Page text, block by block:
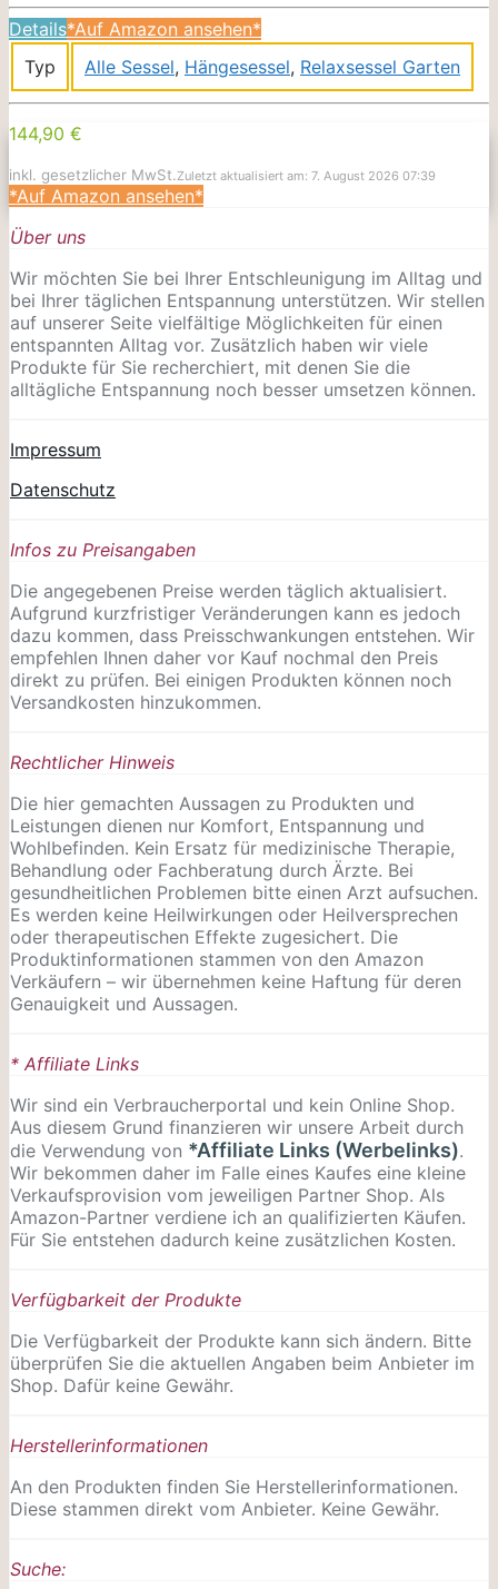
Details*Auf Amazon ansehen*
Typ
Alle Sessel, Hängesessel, Relaxsessel Garten
144,90 €
inkl. gesetzlicher MwSt.Zuletzt aktualisiert am: 7. August 2026 07:39
*Auf Amazon ansehen*
Über uns
Wir möchten Sie bei Ihrer Entschleunigung im Alltag und
bei Ihrer täglichen Entspannung unterstützen. Wir stellen
auf unserer Seite vielfältige Möglichkeiten für einen
entspannten Alltag vor. Zusätzlich haben wir viele
Produkte für Sie recherchiert, mit denen Sie die
alltägliche Entspannung noch besser umsetzen können.
Impressum
Datenschutz
Infos zu Preisangaben
Die angegebenen Preise werden täglich aktualisiert.
Aufgrund kurzfristiger Veränderungen kann es jedoch
dazu kommen, dass Preisschwankungen entstehen. Wir
empfehlen Ihnen daher vor Kauf nochmal den Preis
direkt zu prüfen. Bei einigen Produkten können noch
Versandkosten hinzukommen.
Rechtlicher Hinweis
Die hier gemachten Aussagen zu Produkten und
Leistungen dienen nur Komfort, Entspannung und
Wohlbefinden. Kein Ersatz für medizinische Therapie,
Behandlung oder Fachberatung durch Ärzte. Bei
gesundheitlichen Problemen bitte einen Arzt aufsuchen.
Es werden keine Heilwirkungen oder Heilversprechen
oder therapeutischen Effekte zugesichert. Die
Produktinformationen stammen von den Amazon
Verkäufern – wir übernehmen keine Haftung für deren
Genauigkeit und Aussagen.
* Affiliate Links
Wir sind ein Verbraucherportal und kein Online Shop.
Aus diesem Grund finanzieren wir unsere Arbeit durch
die Verwendung von *Affiliate Links (Werbelinks).
Wir bekommen daher im Falle eines Kaufes eine kleine
Verkaufsprovision vom jeweiligen Partner Shop. Als
Amazon-Partner verdiene ich an qualifizierten Käufen.
Für Sie entstehen dadurch keine zusätzlichen Kosten.
Verfügbarkeit der Produkte
Die Verfügbarkeit der Produkte kann sich ändern. Bitte
überprüfen Sie die aktuellen Angaben beim Anbieter im
Shop. Dafür keine Gewähr.
Herstellerinformationen
An den Produkten finden Sie Herstellerinformationen.
Diese stammen direkt vom Anbieter. Keine Gewähr.
Suche: